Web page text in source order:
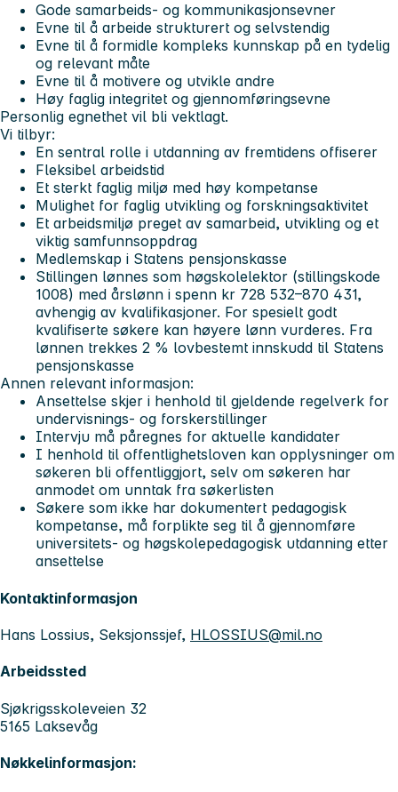
Gode samarbeids- og kommunikasjonsevner
Evne til å arbeide strukturert og selvstendig
Evne til å formidle kompleks kunnskap på en tydelig
og relevant måte
Evne til å motivere og utvikle andre
Høy faglig integritet og gjennomføringsevne
Personlig egnethet vil bli vektlagt.
Vi tilbyr:
En sentral rolle i utdanning av fremtidens offiserer
Fleksibel arbeidstid
Et sterkt faglig miljø med høy kompetanse
Mulighet for faglig utvikling og forskningsaktivitet
Et arbeidsmiljø preget av samarbeid, utvikling og et
viktig samfunnsoppdrag
Medlemskap i Statens pensjonskasse
Stillingen lønnes som høgskolelektor (stillingskode
1008) med årslønn i spenn kr 728 532–870 431,
avhengig av kvalifikasjoner. For spesielt godt
kvalifiserte søkere kan høyere lønn vurderes. Fra
lønnen trekkes 2 % lovbestemt innskudd til Statens
pensjonskasse
Annen relevant informasjon:
Ansettelse skjer i henhold til gjeldende regelverk for
undervisnings- og forskerstillinger
Intervju må påregnes for aktuelle kandidater
I henhold til offentlighetsloven kan opplysninger om
søkeren bli offentliggjort, selv om søkeren har
anmodet om unntak fra søkerlisten
Søkere som ikke har dokumentert pedagogisk
kompetanse, må forplikte seg til å gjennomføre
universitets- og høgskolepedagogisk utdanning etter
ansettelse
Kontaktinformasjon
Hans Lossius, Seksjonssjef, HLOSSIUS@mil.no
Arbeidssted
Sjøkrigsskoleveien 32
5165 Laksevåg
Nøkkelinformasjon: